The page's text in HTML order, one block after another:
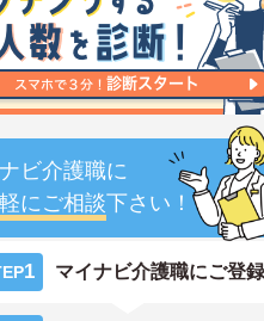
ビ介護職に
にご相談下さい！
1 マイナビ介護職にご登録